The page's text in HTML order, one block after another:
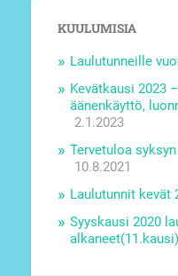
KUULUMISIA
Laulutunneille
Kevätkausi 2023
äänenkäyttö,
2.1.2023
Tervetuloa
10.8.2021
Laulutunnit kevät
Syyskausi 2020
alkaneet(11.kausi)